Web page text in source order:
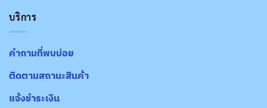
บริการ
คำถามที่พบบ่อย
ติดตามสถานะสินค้า
แจ้งชำระเงิน